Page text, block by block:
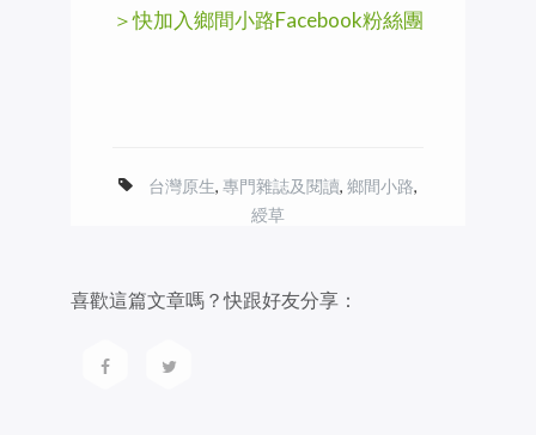
＞快加入鄉間小路Facebook粉絲團
台灣原生, 專門雜誌及閱讀, 鄉間小路,
綬草
喜歡這篇文章嗎？快跟好友分享：